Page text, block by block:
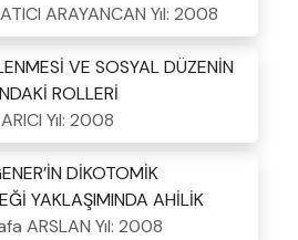
ARAYANCAN Yıl: 2008
VE SOSYAL DÜZENİN
ROLLERİ
Yıl: 2008
DİKOTOMİK
YAKLAŞIMINDA AHİLİK
ARSLAN Yıl: 2008